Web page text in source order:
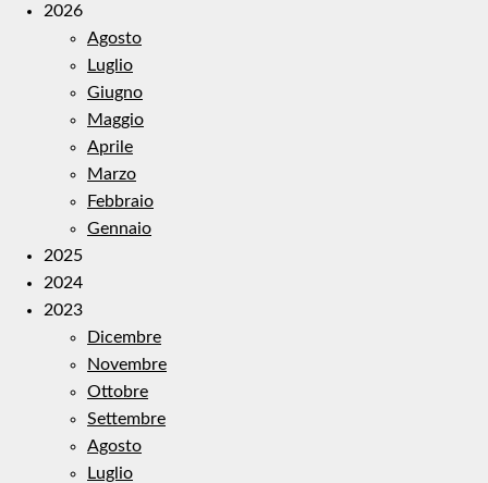
2026
Agosto
Luglio
Giugno
Maggio
Aprile
Marzo
Febbraio
Gennaio
2025
2024
2023
Dicembre
Novembre
Ottobre
Settembre
Agosto
Luglio